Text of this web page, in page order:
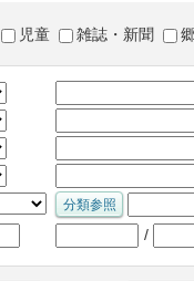
児童 雑誌・新聞
/